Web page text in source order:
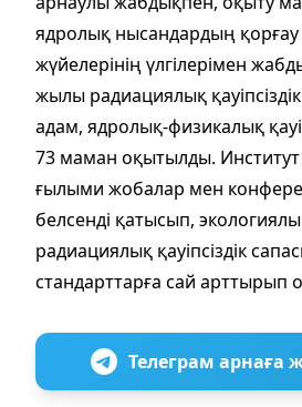
ядролық нысандардың
жүйелерінің үлгілерімен
жылы радиациялық
адам, ядролық-физикалық
73 маман оқытылды.
ғылыми жобалар мен
белсенді қатысып,
радиациялық қауіпсіздік
стандарттарға сай арттырып
Телеграм